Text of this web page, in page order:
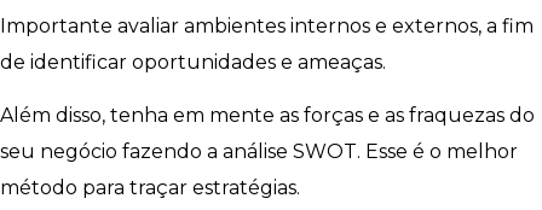
Importante avaliar ambientes internos e externos, a fim
de identificar oportunidades e ameaças.
Além disso, tenha em mente as forças e as fraquezas do
seu negócio fazendo a análise SWOT. Esse é o melhor
método para traçar estratégias.